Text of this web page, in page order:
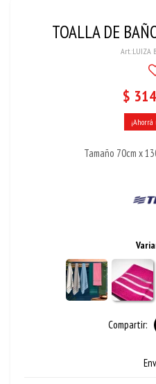
TOALLA DE
LUIZA
$ 314
Tamaño 70cm x